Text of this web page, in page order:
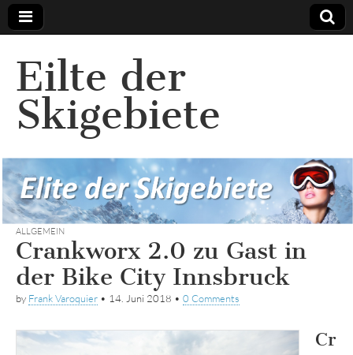
Eilte der
Skigebiete
ALLGEMEIN
Crankworx 2.0 zu Gast in
der Bike City Innsbruck
by Frank Varoquier • 14. Juni 2018 • 0 Comments
Cr